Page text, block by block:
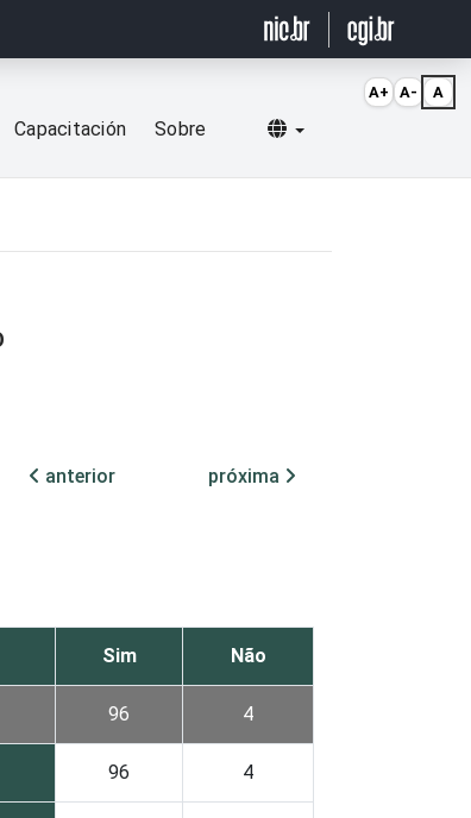
Capacitación Sobre Selecionar idioma
anterior
próxima
Sim Não
96 4
96 4
A+ A- A